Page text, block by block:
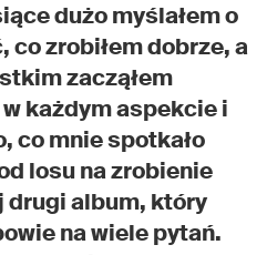
dużo myślałem o
co zrobiłem dobrze, a
zacząłem
każdym aspekcie i
co mnie spotkało
losu na zrobienie
drugi album, który
na wiele pytań.